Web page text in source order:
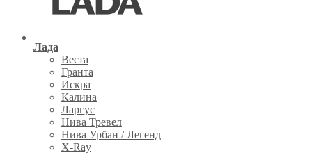
Лада
Веста
Гранта
Искра
Калина
Ларгус
Нива Тревел
Нива Урбан / Легенд
X-Ray